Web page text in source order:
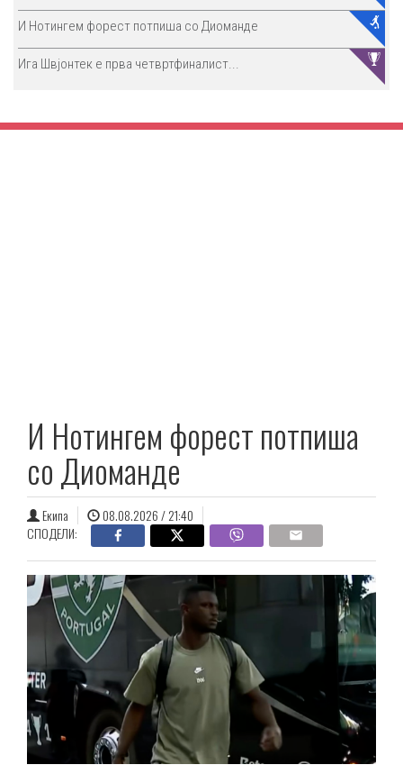
И Нотингем форест потпиша со Диоманде
Ига Швјонтек е прва четвртфиналист...
И Нотингем форест потпиша
со Диоманде
Екипа
08.08.2026 / 21:40
СПОДЕЛИ: